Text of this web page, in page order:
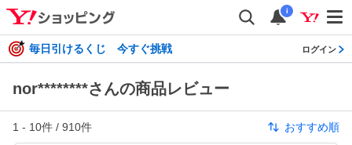
i
毎日引けるくじ 今すぐ挑戦 ログイン
nor********さんの商品レビュー
1 - 10件 / 910件 おすすめ順